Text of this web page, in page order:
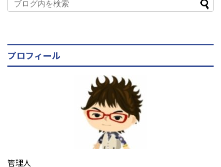
プロフィール
管理人